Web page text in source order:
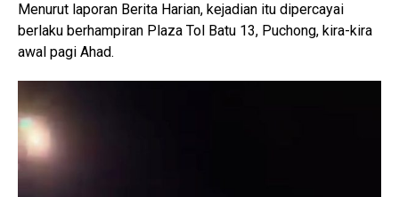
Menurut laporan Berita Harian, kejadian itu dipercayai
berlaku berhampiran Plaza Tol Batu 13, Puchong, kira-kira
awal pagi Ahad.